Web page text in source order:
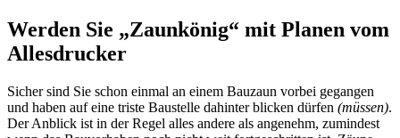
Werden Sie „Zaunkönig“ mit Planen vom
Allesdrucker
Sicher sind Sie schon einmal an einem Bauzaun vorbei gegangen
und haben auf eine triste Baustelle dahinter blicken dürfen (müssen).
Der Anblick ist in der Regel alles andere als angenehm, zumindest